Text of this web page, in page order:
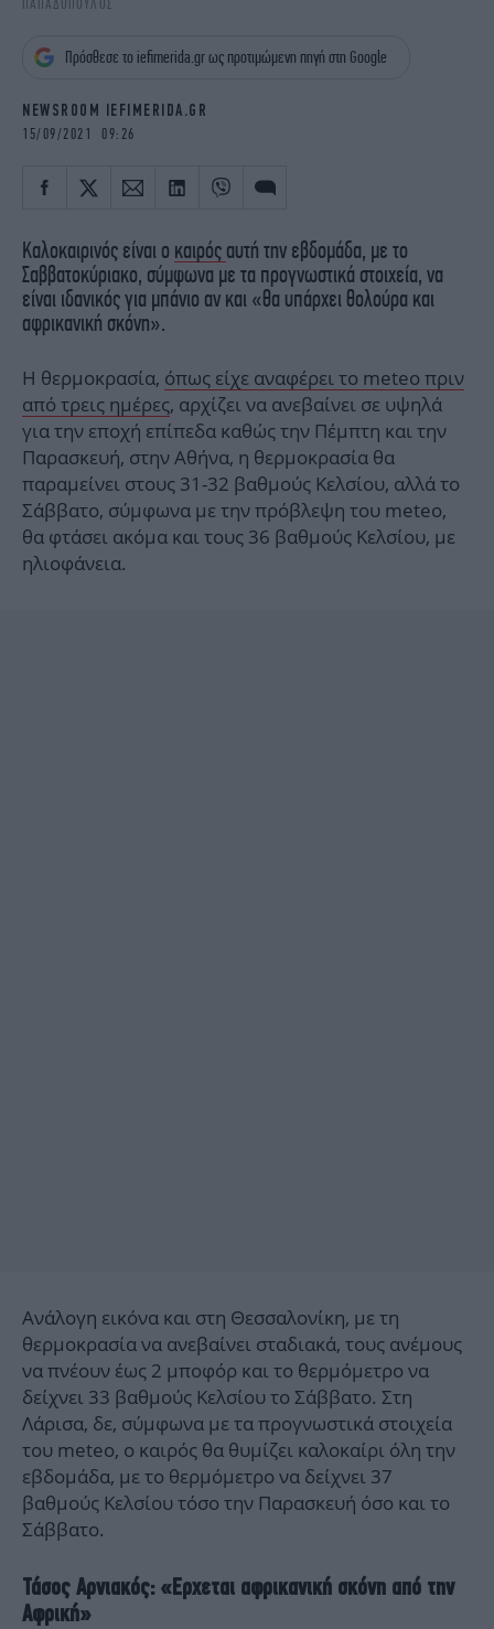
iBOOKS
OSCARS
NEWSLETTER
ΠΑΠΑΔΟΠΟΥΛΟΣ
Πρόσθεσε το iefimerida.gr ως προτιμώμενη πηγή στη Google
NEWSROOM IEFIMERIDA.GR
15/09/2021 09:26
Καλοκαιρινός είναι ο καιρός αυτή την εβδομάδα, με το
Σαββατοκύριακο, σύμφωνα με τα προγνωστικά στοιχεία, να
είναι ιδανικός για μπάνιο αν και «θα υπάρχει θολούρα και
αφρικανική σκόνη».
Η θερμοκρασία, όπως είχε αναφέρει το meteo πριν
από τρεις ημέρες, αρχίζει να ανεβαίνει σε υψηλά
για την εποχή επίπεδα καθώς την Πέμπτη και την
Παρασκευή, στην Αθήνα, η θερμοκρασία θα
παραμείνει στους 31-32 βαθμούς Κελσίου, αλλά το
Σάββατο, σύμφωνα με την πρόβλεψη του meteo,
θα φτάσει ακόμα και τους 36 βαθμούς Κελσίου, με
ηλιοφάνεια.
Ανάλογη εικόνα και στη Θεσσαλονίκη, με τη
θερμοκρασία να ανεβαίνει σταδιακά, τους ανέμους
να πνέουν έως 2 μποφόρ και το θερμόμετρο να
δείχνει 33 βαθμούς Κελσίου το Σάββατο. Στη
Λάρισα, δε, σύμφωνα με τα προγνωστικά στοιχεία
του meteo, ο καιρός θα θυμίζει καλοκαίρι όλη την
εβδομάδα, με το θερμόμετρο να δείχνει 37
βαθμούς Κελσίου τόσο την Παρασκευή όσο και το
Σάββατο.
Τάσος Αρνιακός: «Ερχεται αφρικανική σκόνη από την
Αφρική»